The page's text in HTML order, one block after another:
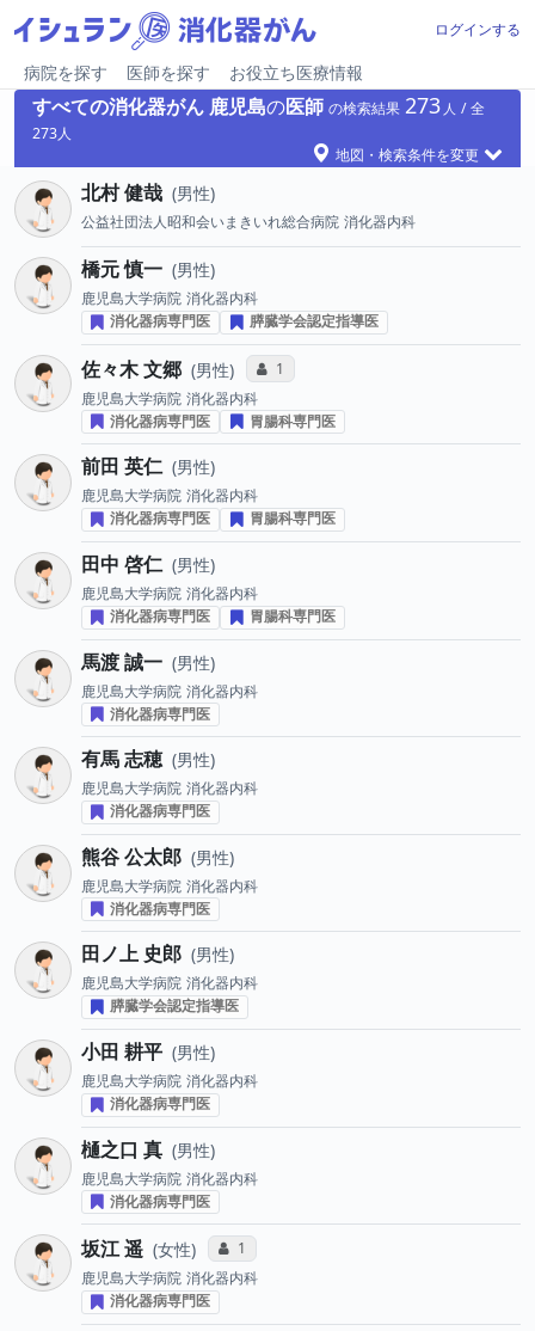
ログインする
病院を探す 医師を探す お役立ち医療情報
すべての消化器がん 鹿児島の医師 の検索結果 273
273
地図・検索条件を変更
北村 健哉 男性
公益社団法人昭和会いまきいれ総合病院 消化器内科
橋元 慎一 男性
鹿児島大学病院 消化器内科
消化器病専門医
膵臓学会認定指導医
佐々木 文郷 男性 コミュニケーション・タイプ投票数
1
鹿児島大学病院 消化器内科
消化器病専門医
胃腸科専門医
前田 英仁 男性
鹿児島大学病院 消化器内科
消化器病専門医
胃腸科専門医
田中 啓仁 男性
鹿児島大学病院 消化器内科
消化器病専門医
胃腸科専門医
馬渡 誠一 男性
鹿児島大学病院 消化器内科
消化器病専門医
有馬 志穂 男性
鹿児島大学病院 消化器内科
消化器病専門医
熊谷 公太郎 男性
鹿児島大学病院 消化器内科
消化器病専門医
田ノ上 史郎 男性
鹿児島大学病院 消化器内科
膵臓学会認定指導医
小田 耕平 男性
鹿児島大学病院 消化器内科
消化器病専門医
樋之口 真 男性
鹿児島大学病院 消化器内科
消化器病専門医
坂江 遥 女性 コミュニケーション・タイプ投票数
1
鹿児島大学病院 消化器内科
消化器病専門医